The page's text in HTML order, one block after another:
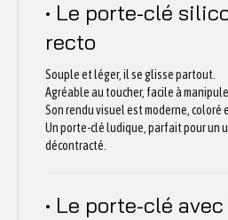
• Le porte-clé
recto
Souple et léger, il se glisse partout.
Agréable au toucher, facile à
Son rendu visuel est moderne,
Un porte-clé ludique, parfait pour un
décontracté.
• Le porte-clé